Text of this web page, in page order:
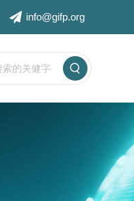
info@gifp.org